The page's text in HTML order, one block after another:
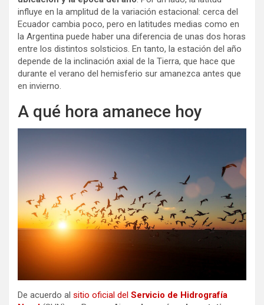
influye en la amplitud de la variación estacional: cerca del
Ecuador cambia poco, pero en latitudes medias como en
la Argentina puede haber una diferencia de unas dos horas
entre los distintos solsticios. En tanto, la estación del año
depende de la inclinación axial de la Tierra, que hace que
durante el verano del hemisferio sur amanezca antes que
en invierno.
A qué hora amanece hoy
De acuerdo al sitio oficial del Servicio de Hidrografía